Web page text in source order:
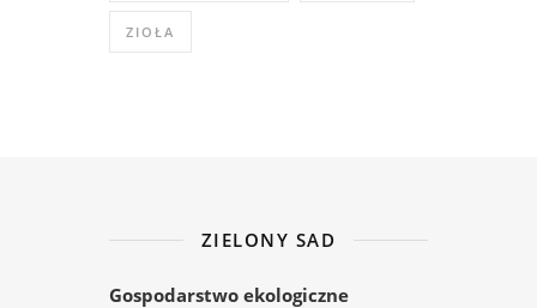
ZIOŁA
ZIELONY SAD
Gospodarstwo ekologiczne